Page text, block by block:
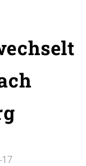
17